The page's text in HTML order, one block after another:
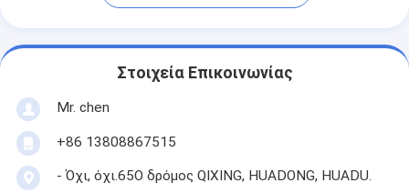
Στοιχεία Επικοινωνίας
Mr. chen
+86 13808867515
- Όχι, όχι.65Ο δρόμος QIXING, HUADONG, HUADU.